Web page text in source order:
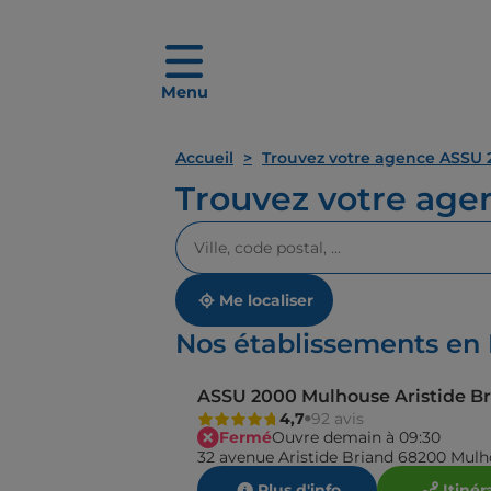
Menu
Accueil Trouvez votre agence ASSU
Trouvez votre
Veuillez
renseigner
une
adresse
Me localiser
Nos établissements en
ASSU 2000 Mulhouse Aristide
4,7 92 avis
FerméOuvre demain à 09:30
32 avenue Aristide Briand 68200